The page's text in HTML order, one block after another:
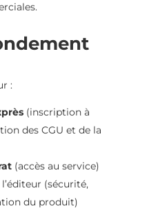
:
(inscription à
des CGU et de la
(accès au service)
(sécurité,
du produit)